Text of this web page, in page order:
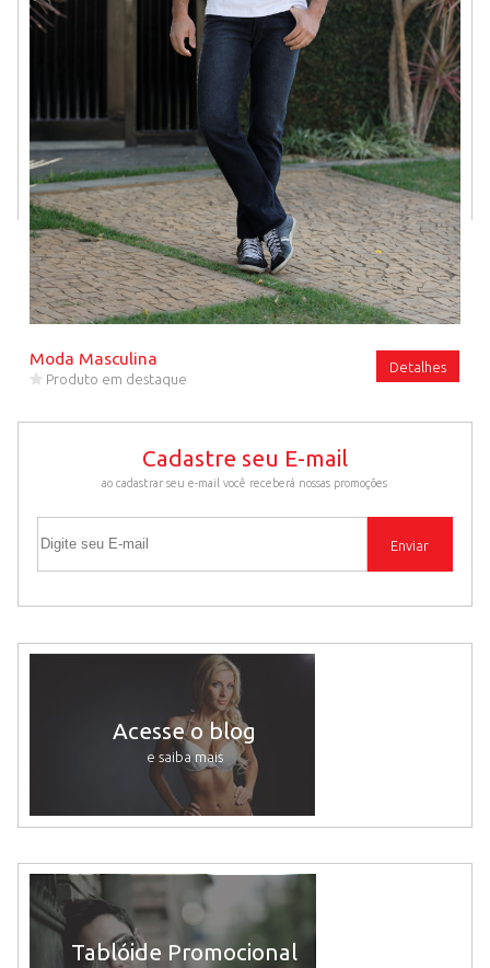
Moda Masculina
Produto em destaque
Detalhes
Cadastre seu E-mail
ao cadastrar seu e-mail você receberá nossas promoções
Enviar
Acesse o blog
e saiba mais
Tablóide Promocional